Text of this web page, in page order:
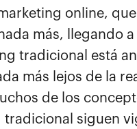
online,
más, llegando
tradicional está
más lejos de la
de los
tradicional siguen